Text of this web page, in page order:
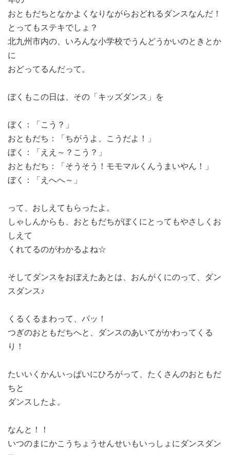
おともだちとなかよくなりながらおどれるダンスなんだ！
とってもステキでしょ？
北九州市内の、いろんな小学校でうんどうかいのときとか
に
おどってるんだって。
ぼくもこの日は、その「キッズダンス」を
ぼく：「こう？」
おともだち：「ちがうよ、こうだよ！」
ぼく：「ええ～？こう？」
おともだち：「そうそう！モモマルくんうまいやん！」
ぼく：「えへへ～」
って、おしえてもらったよ。
しゃしんからも、おともだちがぼくにとってもやさしくお
しえて
くれてるのがわかるよね☆
そしてダンスをおぼえたあとは、おんがくにのって、ダン
スダンス♪
くるくるまわって、パッ！
つぎのおともだちへと、ダンスのあいてがかわってくる
り！
たいいくかんいっぱいにひろがって、たくさんのおともだ
ちと
ダンスしたよ。
なんと！！
いつのまにかこうちょうせんせいもいっしょにダンスダン